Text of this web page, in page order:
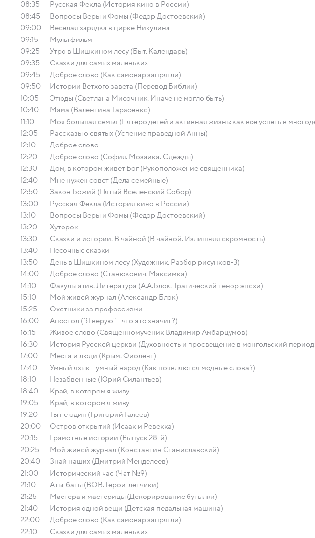
08:35
Русская Фекла (История кино в России)
08:45
Вопросы Веры и Фомы (Федор Достоевский)
09:00
Веселая зарядка в цирке Никулина
09:15
Мультфильм
09:25
Утро в Шишкином лесу (Быт. Календарь)
09:35
Сказки для самых маленьких
09:45
Доброе слово (Как самовар запрягли)
09:50
Истории Ветхого завета (Перевод Библии)
10:05
Этюды (Светлана Мисочник. Иначе не могло быть)
10:40
Мама (Валентина Тарасенко)
11:10
Моя большая семья (Пятеро детей и активная жизнь: как все успеть в
12:05
Рассказы о святых (Успение праведной Анны)
12:10
Доброе слово
12:20
Доброе слово (София. Мозаика. Одежды)
12:30
Дом, в котором живет Бог (Рукоположение священника)
12:40
Мне нужен совет (Дела семейные)
12:50
Закон Божий (Пятый Вселенский Собор)
13:00
Русская Фекла (История кино в России)
13:10
Вопросы Веры и Фомы (Федор Достоевский)
13:20
Хуторок
13:30
Сказки и истории. В чайной (В чайной. Излишняя скромность)
13:40
Песочные сказки
13:50
День в Шишкином лесу (Художник. Разбор рисунков-3)
14:00
Доброе слово (Станюкович. Максимка)
14:10
Факультатив. Литература (А.А.Блок. Трагический тенор эпохи)
15:10
Мой живой журнал (Александр Блок)
15:25
Охотники за профессиями
16:00
Апостол ("Я верую" - что это значит?)
16:15
Живое слово (Священномученик Владимир Амбарцумов)
16:30
История Русской церкви (Духовность и просвещение в монгольский
17:00
Места и люди (Крым. Фиолент)
17:40
Умный язык - умный народ (Как появляются модные слова?)
18:10
Незабвенные (Юрий Силантьев)
18:40
Край, в котором я живу
19:05
Край, в котором я живу
19:20
Ты не один (Григорий Галеев)
20:00
Остров открытий (Исаак и Ревекка)
20:15
Грамотные истории (Выпуск 28-й)
20:25
Мой живой журнал (Константин Станиславский)
20:40
Знай наших (Дмитрий Менделеев)
21:00
Исторический час (Чат №9)
21:10
Аты-баты (ВОВ. Герои-летчики)
21:25
Мастера и мастерицы (Декорирование бутылки)
21:40
История одной вещи (Детская педальная машина)
22:00
Доброе слово (Как самовар запрягли)
22:10
Сказки для самых маленьких